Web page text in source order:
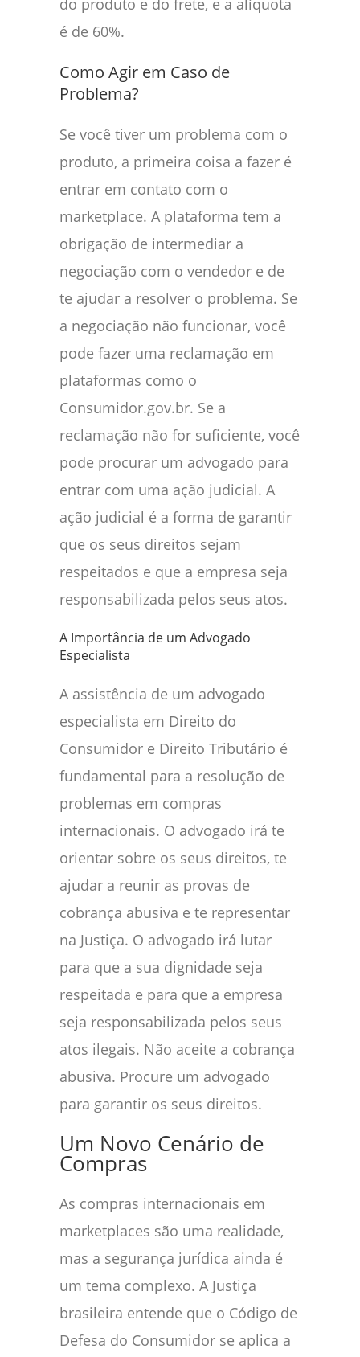
do produto e do frete, e a alíquota
é de 60%.
Como Agir em Caso de
Problema?
Se você tiver um problema com o
produto, a primeira coisa a fazer é
entrar em contato com o
marketplace. A plataforma tem a
obrigação de intermediar a
negociação com o vendedor e de
te ajudar a resolver o problema. Se
a negociação não funcionar, você
pode fazer uma reclamação em
plataformas como o
Consumidor.gov.br. Se a
reclamação não for suficiente, você
pode procurar um advogado para
entrar com uma ação judicial. A
ação judicial é a forma de garantir
que os seus direitos sejam
respeitados e que a empresa seja
responsabilizada pelos seus atos.
A Importância de um Advogado
Especialista
A assistência de um advogado
especialista em Direito do
Consumidor e Direito Tributário é
fundamental para a resolução de
problemas em compras
internacionais. O advogado irá te
orientar sobre os seus direitos, te
ajudar a reunir as provas de
cobrança abusiva e te representar
na Justiça. O advogado irá lutar
para que a sua dignidade seja
respeitada e para que a empresa
seja responsabilizada pelos seus
atos ilegais. Não aceite a cobrança
abusiva. Procure um advogado
para garantir os seus direitos.
Um Novo Cenário de
Compras
As compras internacionais em
marketplaces são uma realidade,
mas a segurança jurídica ainda é
um tema complexo. A Justiça
brasileira entende que o Código de
Defesa do Consumidor se aplica a